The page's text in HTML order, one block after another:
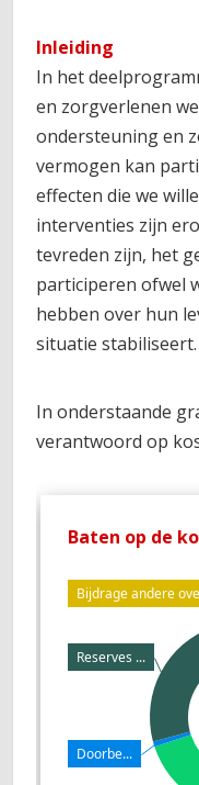
Inleiding
In het
en zorgverlenen
ondersteuning en
vermogen kan
effecten die we
interventies zijn
tevreden zijn, het
participeren ofwel
hebben over hun
situatie stabiliseert.
In onderstaande
verantwoord op
Baten op de
Doorbe...
Reserves ...
Bijdrage andere